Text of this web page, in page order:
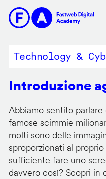
contenuto
Technology &
Introduzione
Abbiamo sentito
famose scimmie
molti sono delle
sproporzionati al proprio
sufficiente fare uno
davvero così? Scopri in